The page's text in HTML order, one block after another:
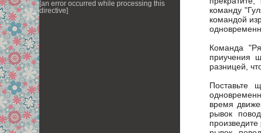
[an error occurred while processing this
directive]
команду
командой
Команда
приучения
разницей,
Поставьте
время
рывок